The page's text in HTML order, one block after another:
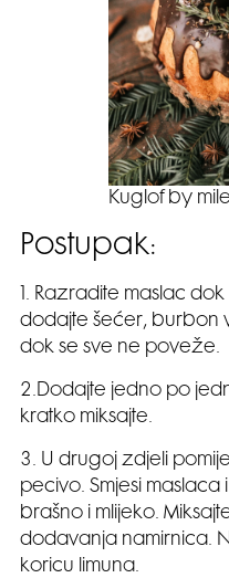
Kuglof by
Postupak:
1. Razradite maslac
dodajte šećer, burbon
dok se sve ne poveže.
2.Dodajte jedno po
kratko miksajte.
3. U drugoj zdjeli
pecivo. Smjesi
brašno i mlijeko.
dodavanja namirnica.
koricu limuna.